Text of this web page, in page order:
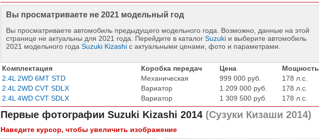
Вы просматриваете не 2021 модельный год
Вы просматриваете автомобиль предыдущего модельного года. Возможно, данные на этой
странице не актуальны для 2021 года. Перейдите в каталог Suzukiи выберите автомобиль
2021 модельного года Suzuki Kizashiс актуальными ценами, фото и параметрами.
Комплектация Коробка передач Цена
Мощность
2.4L 2WD 6MT STD
Механическая 999 000 руб.
178 л.с.
2.4L 2WD CVT SDLX
Вариатор 1 209 000 руб.
178 л.с.
2.4L 4WD CVT SDLX
Вариатор 1 309 500 руб. 178 л.с.
Первые фотографии Suzuki Kizashi 2014(Сузуки Кизаши 2014)
Наведите курсор, чтобы увеличить изображение